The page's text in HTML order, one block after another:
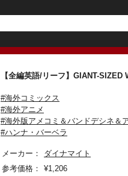
【全編英語/リーフ】GIANT-
#海外コミックス
#海外アニメ
#海外版アメコミ＆バンドデシネ＆
#ハンナ・バーベラ
メーカー：
ダイナマイト
参考価格：
¥1,206